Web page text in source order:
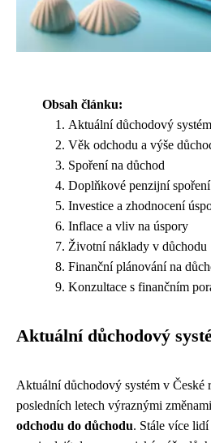
Obsah článku:
Aktuální důchodový systém
Věk odchodu a výše
Spoření na důchod
Doplňkové penzijní spoření
Investice a zhodnocení
Inflace a vliv na úspory
Životní náklady v důchodu
Finanční plánování na
Konzultace s finančním
Aktuální důchodový
Aktuální důchodový systém v České
posledních letech výraznými
odchodu do důchodu. Stále více